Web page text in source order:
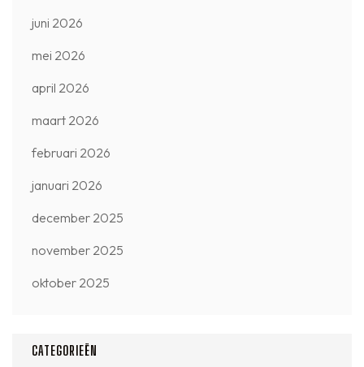
juni 2026
mei 2026
april 2026
maart 2026
februari 2026
januari 2026
december 2025
november 2025
oktober 2025
CATEGORIEËN